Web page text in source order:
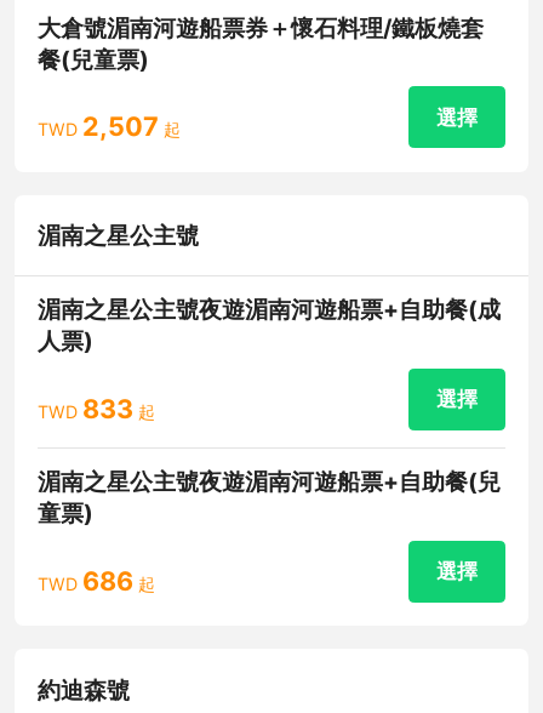
大倉號湄南河遊船票券＋懷石料理/鐵板燒套
餐(兒童票)
TWD 2,507 起
選擇
湄南之星公主號
湄南之星公主號夜遊湄南河遊船票+自助餐(成
人票)
TWD 833 起
選擇
湄南之星公主號夜遊湄南河遊船票+自助餐(兒
童票)
TWD 686 起
選擇
約迪森號